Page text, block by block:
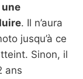
une
. Il n’aura
jusqu’à ce
Sinon, il
ans